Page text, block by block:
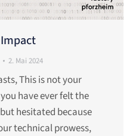
2. Mai 2024
This is not your
have ever felt the
hesitated because
technical prowess,